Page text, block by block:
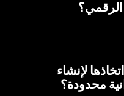
الرقمي؟
لإنشاء
محدودة؟